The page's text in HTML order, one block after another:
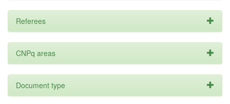
Referees
CNPq areas
Document type